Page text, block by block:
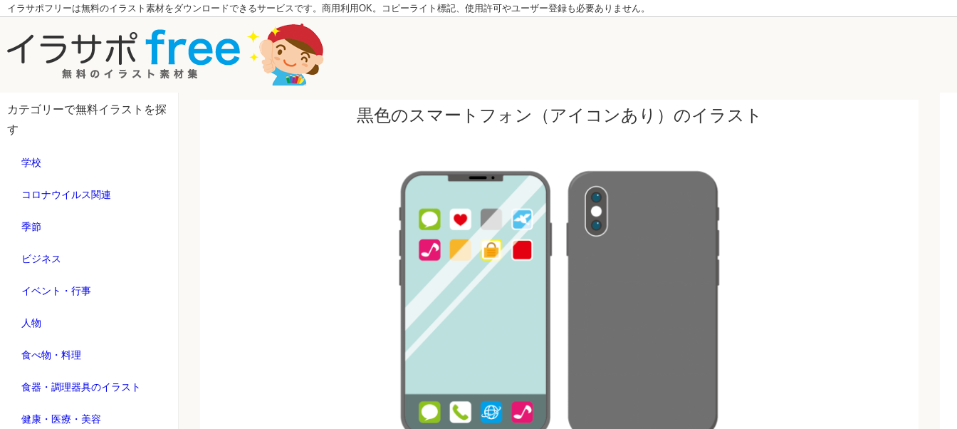
イラサポフリーは無料のイラスト素材をダウンロードできるサービスです。商用利用OK。コピーライト標記、使用許可やユーザー登録も必要ありません。
カテゴリーで無料イラストを探
す
学校
コロナウイルス関連
季節
ビジネス
イベント・行事
人物
食べ物・料理
食器・調理器具のイラスト
健康・医療・美容
黒色のスマートフォン（アイコンあり）のイラスト